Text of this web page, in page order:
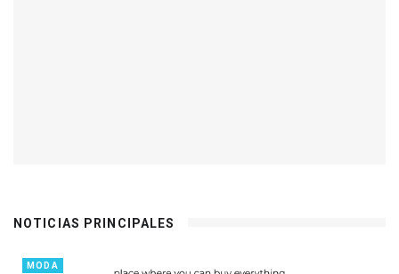
NOTICIAS PRINCIPALES
MODA